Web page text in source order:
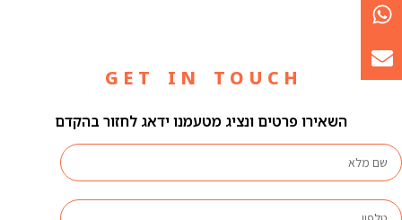
G E T I N T O U C H
השאירו פרטים ונציג מטעמנו ידאג לחזור בהקדם